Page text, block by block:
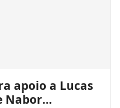
apoio a Lucas
Nabor